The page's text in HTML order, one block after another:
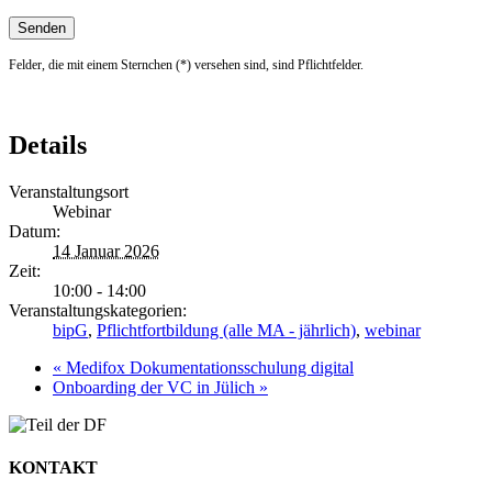
Felder, die mit einem Sternchen (*) versehen sind, sind Pflichtfelder.
Details
Veranstaltungsort
Webinar
Datum:
14 Januar 2026
Zeit:
10:00 - 14:00
Veranstaltungskategorien:
bipG, Pflichtfortbildung (alle MA - jährlich), webinar
« Medifox Dokumentationsschulung digital
Onboarding der VC in Jülich »
KONTAKT